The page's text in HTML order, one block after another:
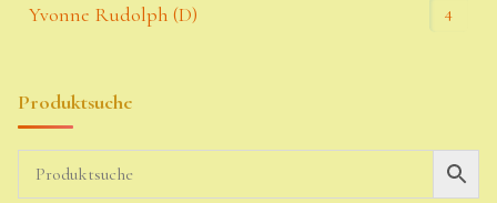
Yvonne Rudolph (D) 4
Produktsuche